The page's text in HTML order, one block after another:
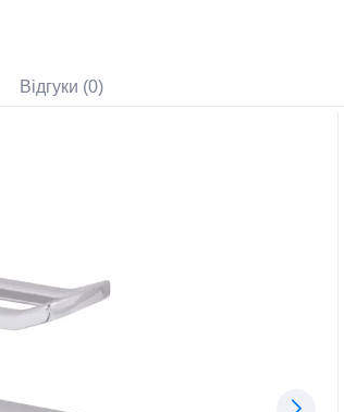
Відгуки (0)